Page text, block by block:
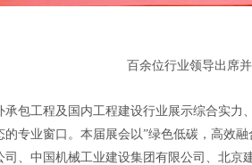
百余位行业领导出席
承包工程及国内工程建设行业展示综合实
的专业窗口。本届展会以”绿色低碳，高效
司、中国机械工业建设集团有限公司、北